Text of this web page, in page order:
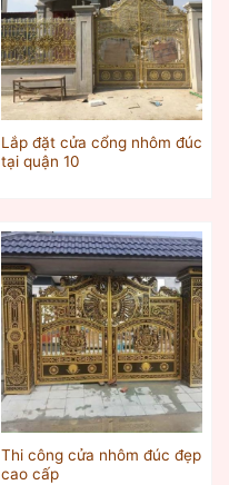
Lắp đặt cửa cổng nhôm đúc
tại quận 10
Thi công cửa nhôm đúc đẹp
cao cấp